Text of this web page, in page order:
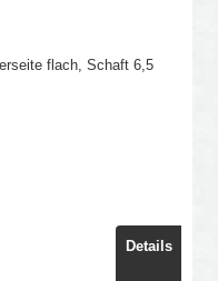
flach, Schaft 6,5
Details